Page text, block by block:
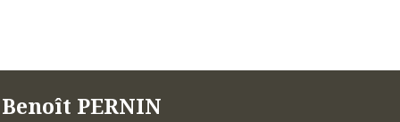
Benoît PERNIN